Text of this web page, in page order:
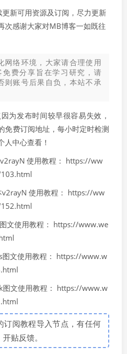
新可用资源及订阅，尽力更新
次感谢大家对MB博客一如既往
网络环境，大家请合理使用
费分享旨在学习研究，请
则账号后果自负，本站不承
为发布时间较早很容易失效，
免费订阅地址，每小时定时检测
人中心查看！
使用教程： https://ww
使用教程： https://ww
文使用教程： https://www.we
文使用教程： https://www.w
图文使用教程： https://www.w
订阅教程导入节点，有任何
开贴反馈。